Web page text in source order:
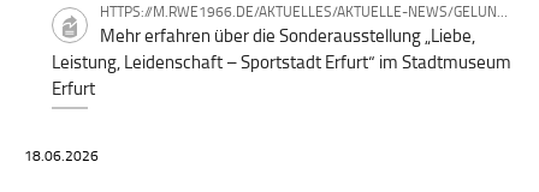
HTTPS://M.RWE1966.DE/AKTUELLES/AKTUELLE-NEWS/GELUNGENER-AUFTAKT-FUER-LIEBE-LEISTUNG-LEIDENSCHAFT-SPORTSTADT-ERFURT.HTML
Mehr erfahren über die Sonderausstellung „Liebe,
Leistung, Leidenschaft – Sportstadt Erfurt“ im Stadtmuseum
Erfurt
18.06.2026